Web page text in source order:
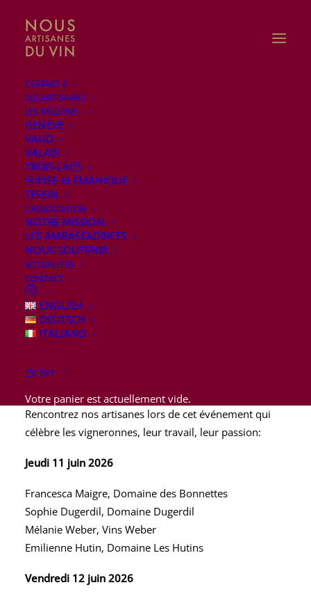
COFFRET 6
LES ARTISANES
LES RÉGIONS
GENÈVE
VAUD
VALAIS
TROIS-LACS
SUISSE ALÉMANIQUE
TESSIN
L’ASSOCIATION
NOTRE MISSION
LES AMBASSADRICES
NOUS SOUTENIR
ACTUALITÉS
CONTACT
ENGLISH
DEUTSCH
ITALIANO
CART
Votre panier est actuellement vide.
Fête des Vigneronnes 2026
revient les 11, 12 et 13 juin 2026 à la Place Alfred
Rencontrez nos artisanes lors de cet événement qui
célèbre les vigneronnes, leur travail, leur passion:
Jeudi 11 juin 2026
Francesca Maigre, Domaine des Bonnettes
Sophie Dugerdil, Domaine Dugerdil
Mélanie Weber, Vins Weber
Emilienne Hutin, Domaine Les Hutins
Vendredi 12 juin 2026